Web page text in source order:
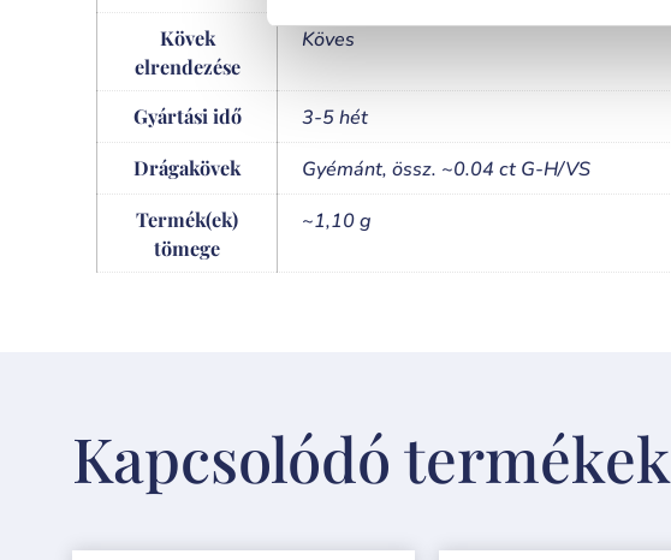
Kövek
elrendezése
Köves
Gyártási idő
3-5 hét
Drágakövek
Gyémánt, össz. ~0.04 ct G-H/VS
Termék(ek)
tömege
~1,10 g
Kapcsolódó termékek